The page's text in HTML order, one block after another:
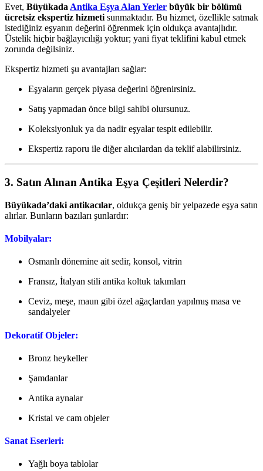
Evet, Büyükada Antika Eşya Alan Yerler büyük bir bölümü
ücretsiz ekspertiz hizmeti sunmaktadır. Bu hizmet, özellikle satmak
istediğiniz eşyanın değerini öğrenmek için oldukça avantajlıdır.
Üstelik hiçbir bağlayıcılığı yoktur; yani fiyat teklifini kabul etmek
zorunda değilsiniz.
Ekspertiz hizmeti şu avantajları sağlar:
Eşyaların gerçek piyasa değerini öğrenirsiniz.
Satış yapmadan önce bilgi sahibi olursunuz.
Koleksiyonluk ya da nadir eşyalar tespit edilebilir.
Ekspertiz raporu ile diğer alıcılardan da teklif alabilirsiniz.
3. Satın Alınan Antika Eşya Çeşitleri Nelerdir?
Büyükada’daki antikacılar, oldukça geniş bir yelpazede eşya satın
alırlar. Bunların bazıları şunlardır:
Mobilyalar:
Osmanlı dönemine ait sedir, konsol, vitrin
Fransız, İtalyan stili antika koltuk takımları
Ceviz, meşe, maun gibi özel ağaçlardan yapılmış masa ve
sandalyeler
Dekoratif Objeler:
Bronz heykeller
Şamdanlar
Antika aynalar
Kristal ve cam objeler
Sanat Eserleri:
Yağlı boya tablolar